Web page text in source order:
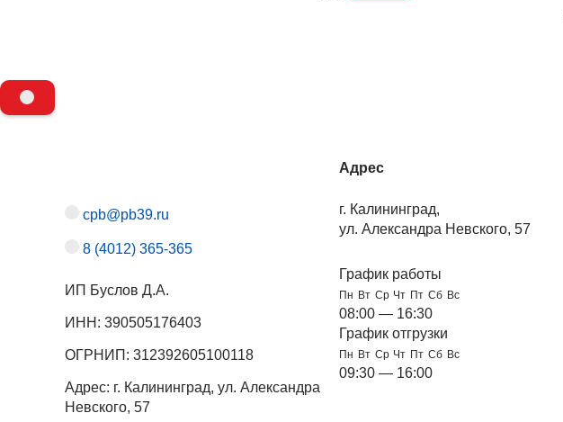
cpb@pb39.ru
8 (4012) 365-365
ИП Буслов Д.А.
ИНН: 390505176403
ОГРНИП: 312392605100118
Адрес: г. Калининград, ул. Александра
Невского, 57
Адрес
г. Калининград,
ул. Александра Невского, 57
График работы
Пн Вт Ср Чт Пт Сб Вс
08:00 — 16:30
График отгрузки
Пн Вт Ср Чт Пт Сб Вс
09:30 — 16:00